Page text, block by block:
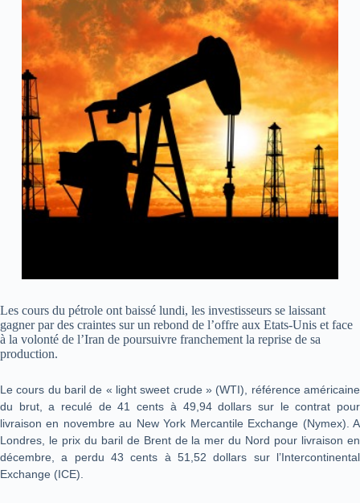
Les cours du pétrole ont baissé lundi, les investisseurs se laissant
gagner par des craintes sur un rebond de l’offre aux Etats-Unis et face
à la volonté de l’Iran de poursuivre franchement la reprise de sa
production.
Le cours du baril de « light sweet crude » (WTI), référence américaine
du brut, a reculé de 41 cents à 49,94 dollars sur le contrat pour
livraison en novembre au New York Mercantile Exchange (Nymex). A
Londres, le prix du baril de Brent de la mer du Nord pour livraison en
décembre, a perdu 43 cents à 51,52 dollars sur l’Intercontinental
Exchange (ICE).